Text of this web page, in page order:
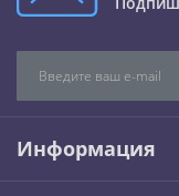
Информация